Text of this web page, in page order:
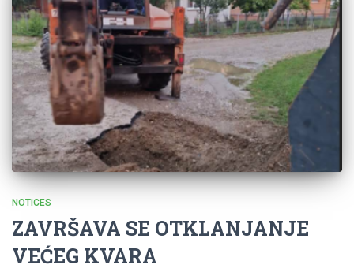
NOTICES
ZAVRŠAVA SE OTKLANJANJE
VEĆEG KVARA